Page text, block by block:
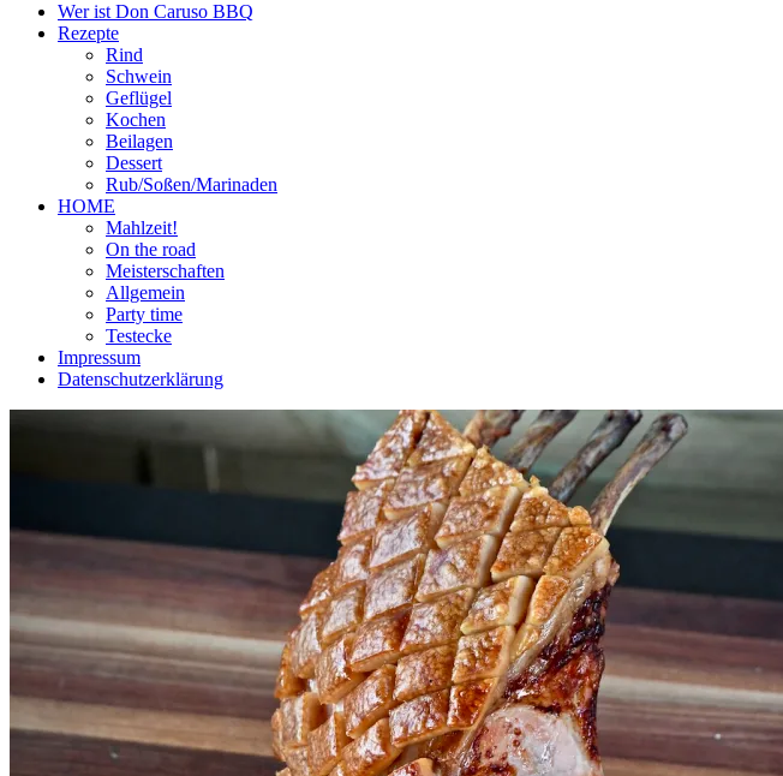
Wer ist Don Caruso BBQ
Rezepte
Rind
Schwein
Geflügel
Kochen
Beilagen
Dessert
Rub/Soßen/Marinaden
HOME
Mahlzeit!
On the road
Meisterschaften
Allgemein
Party time
Testecke
Impressum
Datenschutzerklärung